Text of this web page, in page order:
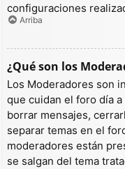
configuraciones
Arriba
¿Qué son los
Los Moderadores son
que cuidan el foro día
borrar mensajes,
separar temas en el
moderadores están
se salgan del tema